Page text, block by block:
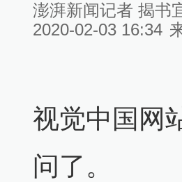
澎湃新闻记者 揭书
2020-02-03 16:34
视觉中国网
问了。